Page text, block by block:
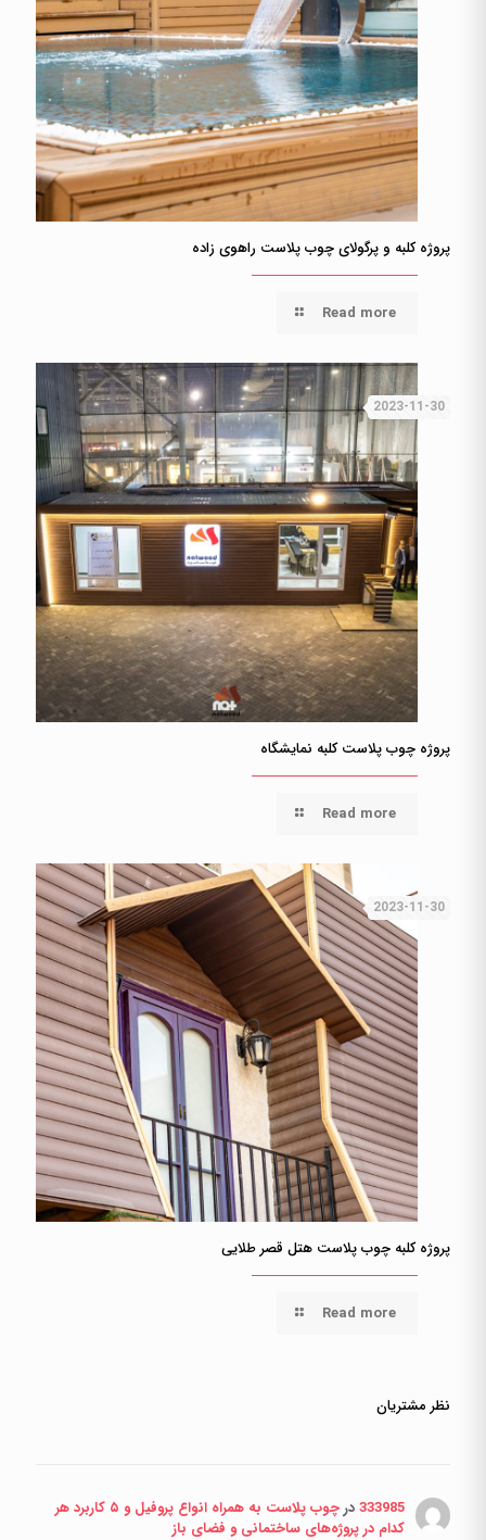
پروژه کلبه و پرگولای چوب پلاست راهوی زاده
Read more
2023-11-30
پروژه چوب پلاست کلبه نمایشگاه
Read more
2023-11-30
پروژه کلبه چوب پلاست هتل قصر طلایی
Read more
نظر مشتریان
333985در
چوب پلاست به همراه انواع پروفیل و ۵ کاربرد هر
کدام در پروژه‌های ساختمانی و فضای باز